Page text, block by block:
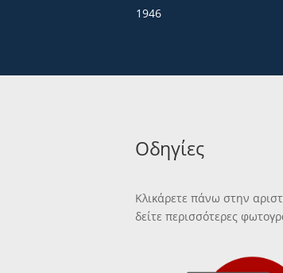
1946
Οδηγίες
Κλικάρετε πάνω στην
δείτε περισσότερες